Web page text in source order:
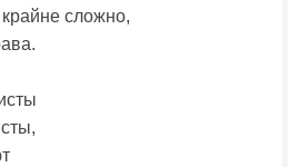
крайне сложно,